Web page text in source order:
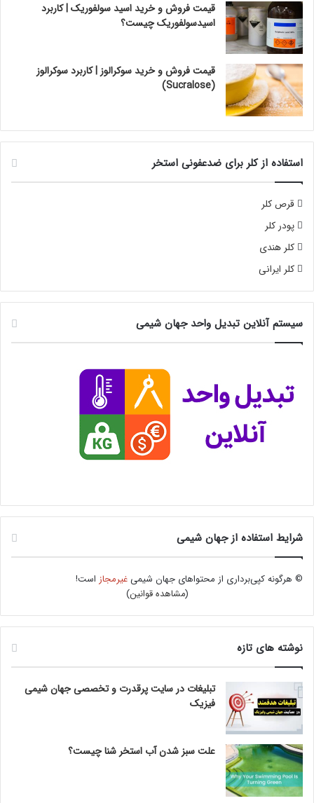
قیمت فروش و خرید اسید سولفوریک | کاربرد
اسیدسولفوریک چیست؟
قیمت فروش و خرید سوکرالوز | کاربرد سوکرالوز
(Sucralose)
استفاده از کلر برای ضدعفونی استخر
قرص کلر
پودر کلر
کلر هندی
کلر ایرانی
سیستم آنلاین تبدیل واحد جهان شیمی
شرایط استفاده از جهان شیمی
© هرگونه کپی‌برداری از محتواهای جهان شیمیغیرمجاز است!
(مشاهده قوانین)
نوشته های تازه
تبلیغات در سایت پرقدرت و تخصصی جهان شیمی
فیزیک
علت سبز شدن آب استخر شنا چیست؟